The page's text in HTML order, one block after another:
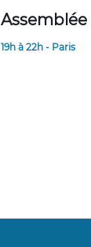
Assemblée
19h à 22h - Paris